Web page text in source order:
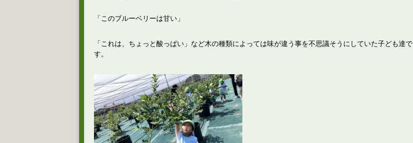
「このブルーベリーは甘い」
「これは、ちょっと酸っぱい」など木の種類によっては味が違う事を不思議そうにしていた子ども達で
す。